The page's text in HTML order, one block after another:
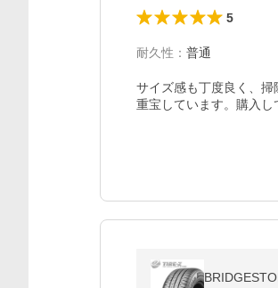
5
耐久性 ： 普通
サイズ感も丁度良く、
重宝しています。購入し